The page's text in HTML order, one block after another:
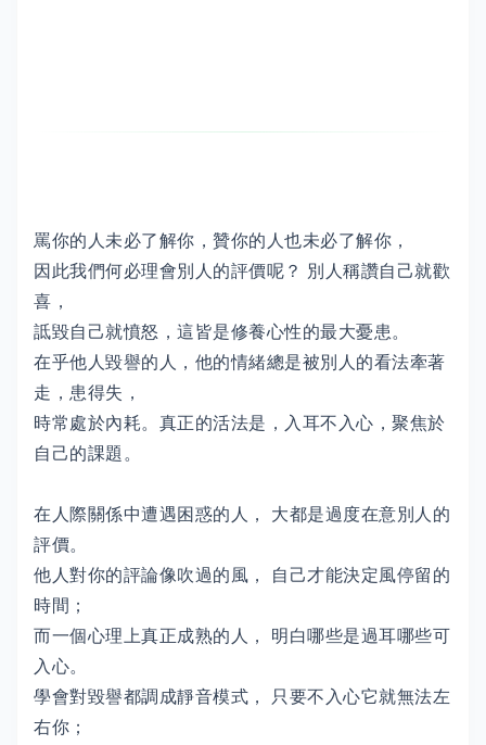
罵你的人未必了解你，贊你的人也未必了解你，
因此我們何必理會別人的評價呢？ 別人稱讚自己就歡
喜，
詆毀自己就憤怒，這皆是修養心性的最大憂患。
在乎他人毀譽的人，他的情緒總是被別人的看法牽著
走，患得失，
時常處於內耗。真正的活法是，入耳不入心，聚焦於
自己的課題。
在人際關係中遭遇困惑的人， 大都是過度在意別人的
評價。
他人對你的評論像吹過的風， 自己才能決定風停留的
時間；
而一個心理上真正成熟的人， 明白哪些是過耳哪些可
入心。
學會對毀譽都調成靜音模式， 只要不入心它就無法左
右你；